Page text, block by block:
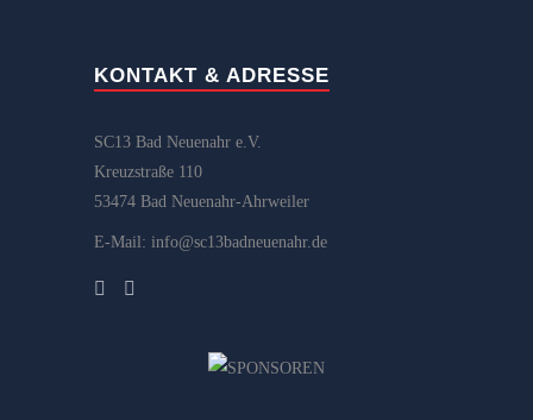
KONTAKT & ADRESSE
SC13 Bad Neuenahr e.V.
Kreuzstraße 110
53474 Bad Neuenahr-Ahrweiler
E-Mail: info@sc13badneuenahr.de